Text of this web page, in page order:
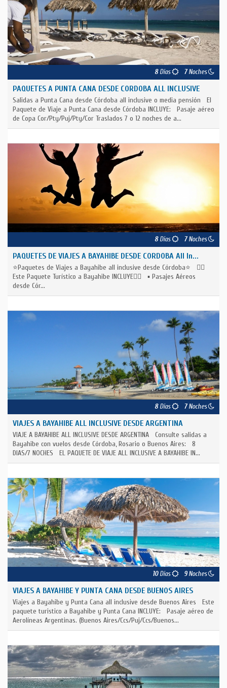
8Días 7Noches
PAQUETES A PUNTA CANA DESDE CORDOBA ALL INCLUSIVE
Salidas a Punta Cana desde Córdoba all inclusive o media pensión El
Paquete de Viaje a Punta Cana desde Córdoba INCLUYE: Pasaje aéreo
de Copa Cor/Pty/Puj/Pty/Cor Traslados 7 o 12 noches de a...
8Días 7Noches
PAQUETES DE VIAJES A BAYAHIBE DESDE CORDOBA All In...
⭐Paquetes de Viajes a Bayahibe all inclusive desde Córdoba⭐ 👇🏽
Este Paquete Turístico a Bayahibe INCLUYE👇🏽 ▪️ Pasajes Aéreos
desde Cór...
8Días 7Noches
VIAJES A BAYAHIBE ALL INCLUSIVE DESDE ARGENTINA
VIAJE A BAYAHIBE ALL INCLUSIVE DESDE ARGENTINA Consulte salidas a
Bayahibe con vuelos desde Córdoba, Rosario o Buenos Aires: 8
DIAS/7 NOCHES EL PAQUETE DE VIAJE ALL INCLUSIVE A BAYAHIBE IN...
10Días 9Noches
VIAJES A BAYAHIBE Y PUNTA CANA DESDE BUENOS AIRES
Viajes a Bayahibe y Punta Cana all inclusive desde Buenos Aires Este
paquete turistico a Bayahibe y Punta Cana INCLUYE: Pasaje aéreo de
Aerolíneas Argentinas. (Buenos Aires/Ccs/Puj/Ccs/Buenos...